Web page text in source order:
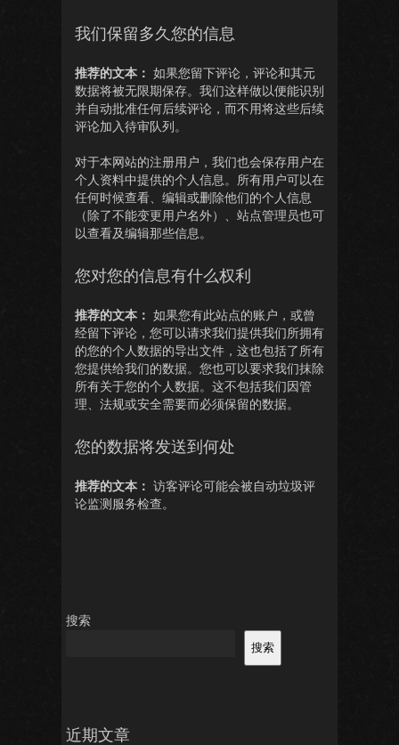
我们保留多久您的信息
推荐的文本： 如果您留下评论，评论和其元
数据将被无限期保存。我们这样做以便能识别
并自动批准任何后续评论，而不用将这些后续
评论加入待审队列。
对于本网站的注册用户，我们也会保存用户在
个人资料中提供的个人信息。所有用户可以在
任何时候查看、编辑或删除他们的个人信息
（除了不能变更用户名外）、站点管理员也可
以查看及编辑那些信息。
您对您的信息有什么权利
推荐的文本： 如果您有此站点的账户，或曾
经留下评论，您可以请求我们提供我们所拥有
的您的个人数据的导出文件，这也包括了所有
您提供给我们的数据。您也可以要求我们抹除
所有关于您的个人数据。这不包括我们因管
理、法规或安全需要而必须保留的数据。
您的数据将发送到何处
推荐的文本： 访客评论可能会被自动垃圾评
论监测服务检查。
搜索
搜索
近期文章